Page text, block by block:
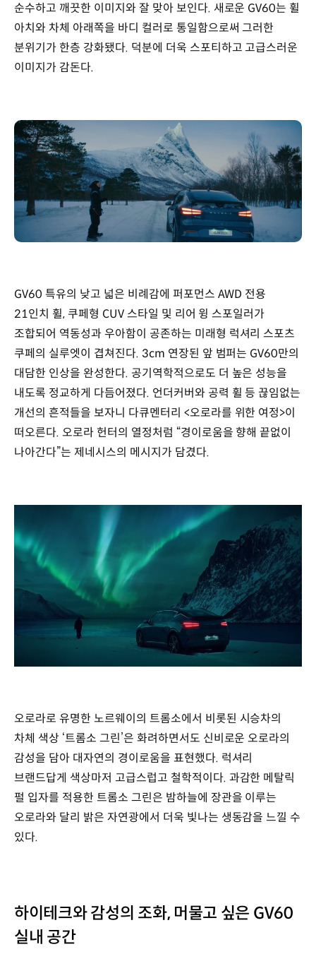
순수하고 깨끗한 이미지와 잘 맞아 보인다. 새로운 GV60는 휠
아치와 차체 아래쪽을 바디 컬러로 통일함으로써 그러한
분위기가 한층 강화됐다. 덕분에 더욱 스포티하고 고급스러운
이미지가 감돈다.
GV60 특유의 낮고 넓은 비례감에 퍼포먼스 AWD 전용
21인치 휠, 쿠페형 CUV 스타일 및 리어 윙 스포일러가
조합되어 역동성과 우아함이 공존하는 미래형 럭셔리 스포츠
쿠페의 실루엣이 겹쳐진다. 3cm 연장된 앞 범퍼는 GV60만의
대담한 인상을 완성한다. 공기역학적으로도 더 높은 성능을
내도록 정교하게 다듬어졌다. 언더커버와 공력 휠 등 끊임없는
개선의 흔적들을 보자니 다큐멘터리 <오로라를 위한 여정>이
떠오른다. 오로라 헌터의 열정처럼 “경이로움을 향해 끝없이
나아간다”는 제네시스의 메시지가 담겼다.
오로라로 유명한 노르웨이의 트롬소에서 비롯된 시승차의
차체 색상 ‘트롬소 그린’은 화려하면서도 신비로운 오로라의
감성을 담아 대자연의 경이로움을 표현했다. 럭셔리
브랜드답게 색상마저 고급스럽고 철학적이다. 과감한 메탈릭
펄 입자를 적용한 트롬소 그린은 밤하늘에 장관을 이루는
오로라와 달리 밝은 자연광에서 더욱 빛나는 생동감을 느낄 수
있다.
하이테크와 감성의 조화, 머물고 싶은 GV60
실내 공간